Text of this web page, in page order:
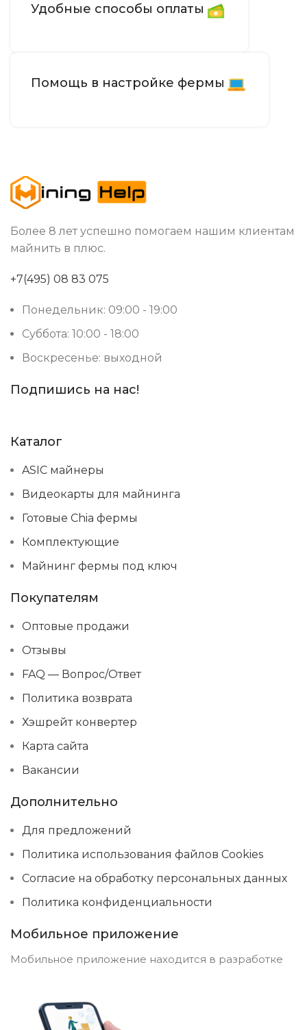
Удобные способы оплаты
Помощь в настройке фермы
Более 8 лет успешно помогаем нашим клиентам
майнить в плюс.
+7(495) 08 83 075
Понедельник: 09:00 - 19:00
Суббота: 10:00 - 18:00
Воскресенье: выходной
Подпишись на нас!
Каталог
ASIC майнеры
Видеокарты для майнинга
Готовые Chia фермы
Комплектующие
Майнинг фермы под ключ
Покупателям
Оптовые продажи
Отзывы
FAQ — Вопрос/Ответ
Политика возврата
Хэшрейт конвертер
Карта сайта
Вакансии
Дополнительно
Для предложений
Политика использования файлов Cookies
Согласие на обработку персональных данных
Политика конфиденциальности
Мобильное приложение
Мобильное приложение находится в разработке